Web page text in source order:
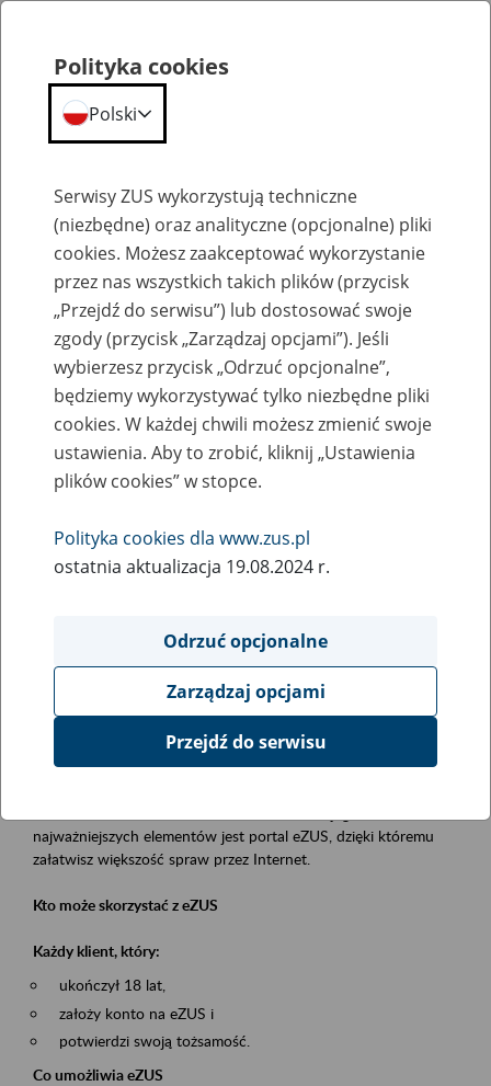
Szkolenia
Zaproś ZUS do siebie - zakładanie profili
eZUS w siedzibie Twojej firmy
Rodzaj wydarzenia
Szkolenia
Obszar merytoryczny
obsługa klientów
Opis wydarzenia
Platforma Usług Elektronicznych eZUS
najważniejszych elementów jest portal eZUS, dzięki któremu
załatwisz większość spraw przez Internet.
Kto może skorzystać z eZUS
Każdy klient, który:
ukończył 18 lat,
założy konto na eZUS i
potwierdzi swoją tożsamość.
Co umożliwia eZUS
Polityka cookies
Polski
Serwisy ZUS wykorzystują techniczne
(niezbędne) oraz analityczne (opcjonalne) pliki
cookies. Możesz zaakceptować wykorzystanie
przez nas wszystkich takich plików (przycisk
„Przejdź do serwisu”) lub dostosować swoje
zgody (przycisk „Zarządzaj opcjami”). Jeśli
wybierzesz przycisk „Odrzuć opcjonalne”,
będziemy wykorzystywać tylko niezbędne pliki
cookies. W każdej chwili możesz zmienić swoje
ustawienia. Aby to zrobić, kliknij „Ustawienia
plików cookies” w stopce.
Polityka cookies dla www.zus.pl
ostatnia aktualizacja 19.08.2024 r.
Odrzuć opcjonalne
Zarządzaj opcjami
Przejdź do serwisu